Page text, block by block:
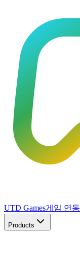
UTD Games게임 연동
Products